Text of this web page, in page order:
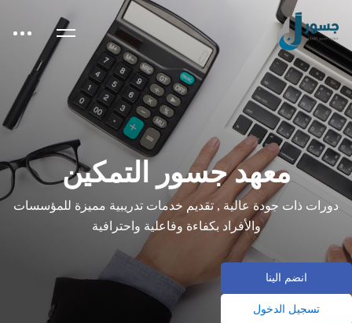
معهد جسور التمكين
دورات ذات جودة عالية , تقديم خدمات تدريبية مميزة للمؤسسات
والأفراد بكفاءة وفاعلية واحترافية
انضم الينا
تسجيل الدخول